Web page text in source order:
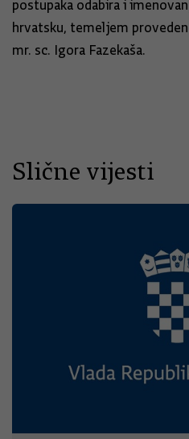
postupaka odabira i
hrvatsku, temeljem
mr. sc. Igora Fazekaša.
Slične vijesti